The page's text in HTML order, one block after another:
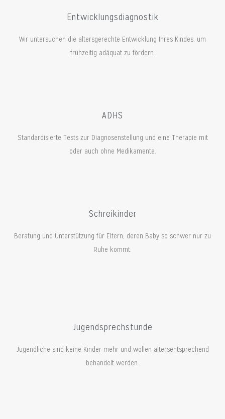
Entwicklungsdiagnostik
Wir untersuchen die altersgerechte Entwicklung Ihres Kindes, um
frühzeitig adäquat zu fördern.
ADHS
Standardisierte Tests zur Diagnosenstellung und eine Therapie mit
oder auch ohne Medikamente.
Schreikinder
Beratung und Unterstützung für Eltern, deren Baby so schwer nur zu
Ruhe kommt.
Jugendsprechstunde
Jugendliche sind keine Kinder mehr und wollen altersentsprechend
behandelt werden.